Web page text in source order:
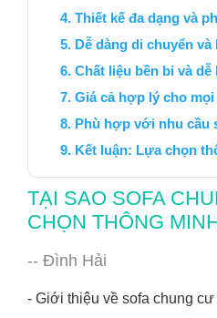
Thiết kế đa dạng và
Dễ dàng di chuyển và
Chất liệu bền bỉ và dễ
Giá cả hợp lý cho
Phù hợp với nhu cầu
Kết luận: Lựa chọn
TẠI SAO SOFA
CHỌN THÔNG
-- Đình Hải
- Giới thiệu về sofa chung cư